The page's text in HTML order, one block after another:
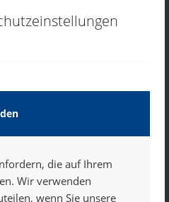
die auf Ihrem
Wir verwenden
wenn Sie unsere
FÜR